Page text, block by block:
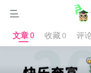
文章0 收藏 0 评